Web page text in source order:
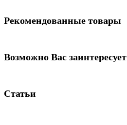
Рекомендованные товары
Возможно Вас заинтересует
Статьи